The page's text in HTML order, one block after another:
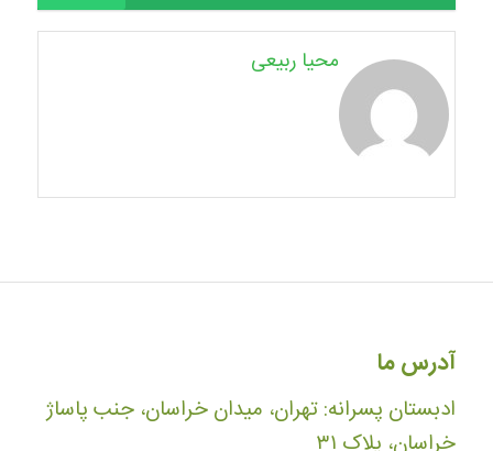
محیا ربیعی
آدرس ما
ادبستان پسرانه: تهران، میدان خراسان، جنب پاساژ